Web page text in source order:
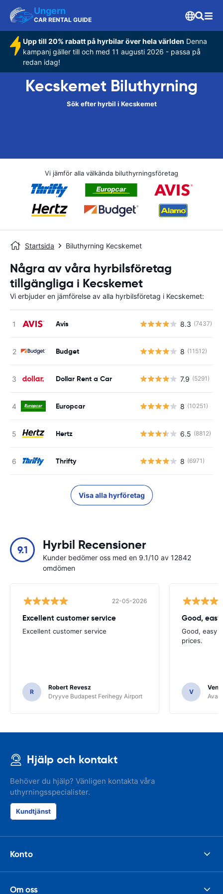
Ungern
CAR RENTAL GUIDE
Upp till 20% rabatt på hyrbilar över hela världen Denna
kampanj gäller till och med 11 augusti 2026 - passa på
redan idag!
Kecskemet Biluthyrning
Sök efter hyrbil i Kecskemet
Vi jämför alla välkända biluthyrningsföretag
Startsida Biluthyrning Kecskemet
Några av våra hyrbilsföretag
tillgängliga i Kecskemet
Vi erbjuder en jämförelse av alla hyrbilsföretag i Kecskemet:
Avis 8.3 (7437)
Budget 8 (11512)
Dollar Rent a Car 7.9 (5291)
Europcar 8 (10251)
Hertz 6.5 (8812)
Thrifty 8 (6971)
Visa alla hyrföretag
9.1 Hyrbil Recensioner
Kunder bedömer oss med en 9.1/10 av 12842
omdömen
22-05-2026
Excellent customer service
Excellent customer service
R
Robert Revesz
Dryyve Budapest Ferihegy Airport
Good,
Good, easy
prices.
V
Hjälp och kontakt
Behöver du hjälp? Vänligen kontakta våra
uthyrningsspecialister.
Kundtjänst
Konto
Om oss